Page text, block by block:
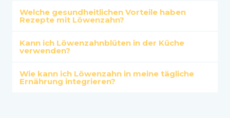
Welche gesundheitlichen Vorteile haben
Rezepte mit Löwenzahn?
Kann ich Löwenzahnblüten in der Küche
verwenden?
Wie kann ich Löwenzahn in meine tägliche
Ernährung integrieren?